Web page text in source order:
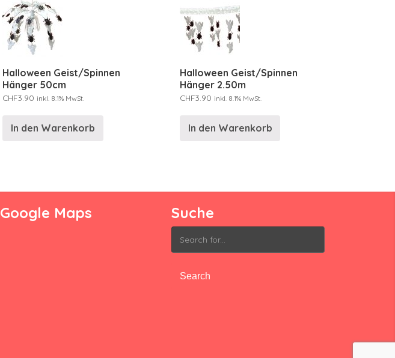
Halloween Geist/Spinnen
Hänger 50cm
CHF3.90 inkl. 8.1% MwSt.
In den Warenkorb
Halloween Geist/Spinnen
Hänger 2.50m
CHF3.90 inkl. 8.1% MwSt.
In den Warenkorb
Google Maps Suche
Search
for: